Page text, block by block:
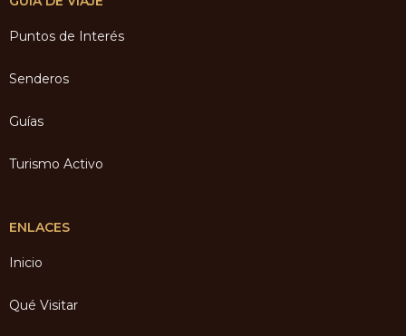
Puntos de Interés
Senderos
Guías
Turismo Activo
ENLACES
Inicio
Qué Visitar